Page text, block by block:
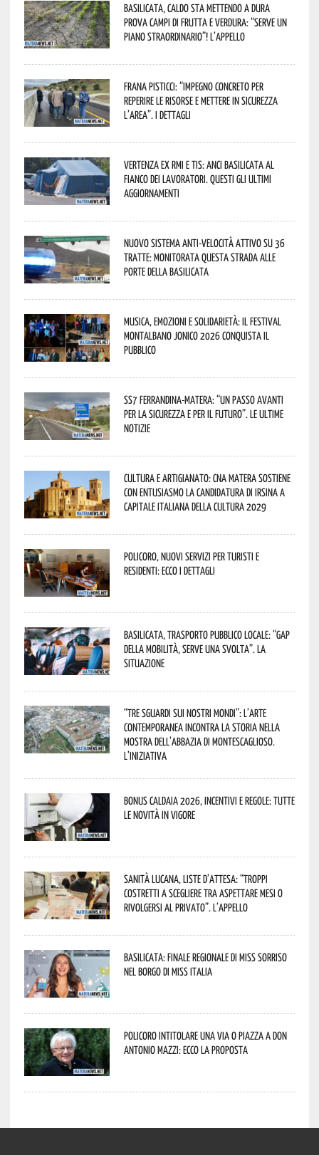
Basilicata, caldo sta mettendo a dura
prova campi di frutta e verdura: “Serve un
piano straordinario”! L’appello
Frana Pisticci: “Impegno concreto per
reperire le risorse e mettere in sicurezza
l’area”. I dettagli
Vertenza ex RMI e TIS: ANCI Basilicata al
fianco dei lavoratori. Questi gli ultimi
aggiornamenti
Nuovo sistema anti-velocità attivo su 36
tratte: monitorata questa strada alle
porte della Basilicata
Musica, emozioni e solidarietà: il Festival
Montalbano Jonico 2026 conquista il
pubblico
SS7 Ferrandina-Matera: “Un passo avanti
per la sicurezza e per il futuro”. Le ultime
notizie
Cultura e Artigianato: CNA Matera sostiene
con entusiasmo la candidatura di Irsina a
Capitale Italiana della Cultura 2029
Policoro, nuovi servizi per turisti e
residenti: ecco i dettagli
Basilicata, trasporto pubblico locale: “Gap
della mobilità, serve una svolta”. La
situazione
“Tre Sguardi sui Nostri Mondi”: l’arte
contemporanea incontra la storia nella
mostra dell’Abbazia di Montescaglioso.
L’iniziativa
Bonus caldaia 2026, incentivi e regole: tutte
le novità in vigore
Sanità lucana, liste d’attesa: “Troppi
costretti a scegliere tra aspettare mesi o
rivolgersi al privato”. L’appello
Basilicata: finale regionale di Miss Sorriso
nel borgo di Miss Italia
Policoro intitolare una via o piazza a don
Antonio Mazzi: ecco la proposta